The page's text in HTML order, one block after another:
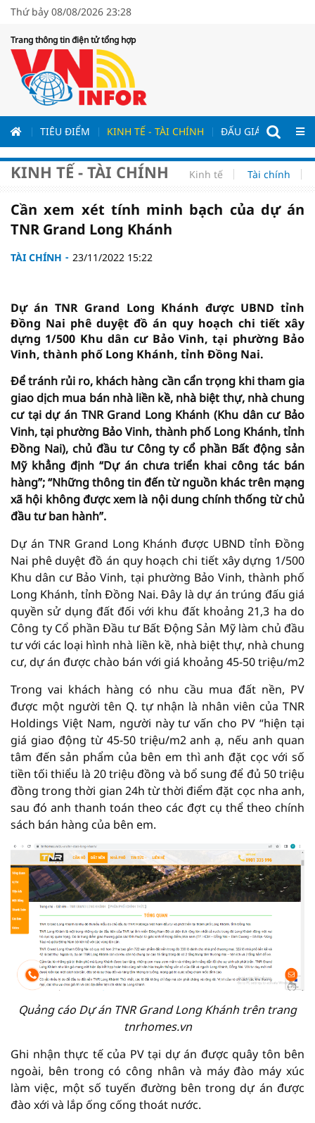
Thứ bảy 08/08/2026 23:28
Trang thông tin điện tử tổng hợp
TIÊU ĐIỂM KINH TẾ - TÀI CHÍNH ĐẤU GIÁ - ĐẤU
KINH TẾ - TÀI CHÍNH Kinh tế Tài chính
Cần xem xét tính minh bạch của dự án
TNR Grand Long Khánh
TÀI CHÍNH 23/11/2022 15:22
Dự án TNR Grand Long Khánh được UBND tỉnh
Đồng Nai phê duyệt đồ án quy hoạch chi tiết xây
dựng 1/500 Khu dân cư Bảo Vinh, tại phường Bảo
Vinh, thành phố Long Khánh, tỉnh Đồng Nai.
Để tránh rủi ro, khách hàng cần cẩn trọng khi tham gia
giao dịch mua bán nhà liền kề, nhà biệt thự, nhà chung
cư tại dự án TNR Grand Long Khánh (Khu dân cư Bảo
Vinh, tại phường Bảo Vinh, thành phố Long Khánh, tỉnh
Đồng Nai), chủ đầu tư Công ty cổ phần Bất động sản
Mỹ khẳng định “Dự án chưa triển khai công tác bán
hàng”; “Những thông tin đến từ nguồn khác trên mạng
xã hội không được xem là nội dung chính thống từ chủ
đầu tư ban hành”.
Dự án TNR Grand Long Khánh được UBND tỉnh Đồng
Nai phê duyệt đồ án quy hoạch chi tiết xây dựng 1/500
Khu dân cư Bảo Vinh, tại phường Bảo Vinh, thành phố
Long Khánh, tỉnh Đồng Nai. Đây là dự án trúng đấu giá
quyền sử dụng đất đối với khu đất khoảng 21,3 ha do
Công ty Cổ phần Đầu tư Bất Động Sản Mỹ làm chủ đầu
tư với các loại hình nhà liền kề, nhà biệt thự, nhà chung
cư, dự án được chào bán với giá khoảng 45-50 triệu/m2
Trong vai khách hàng có nhu cầu mua đất nền, PV
được một người tên Q. tự nhận là nhân viên của TNR
Holdings Việt Nam, người này tư vấn cho PV “hiện tại
giá giao động từ 45-50 triệu/m2 anh ạ, nếu anh quan
tâm đến sản phẩm của bên em thì anh đặt cọc với số
tiền tối thiểu là 20 triệu đồng và bổ sung để đủ 50 triệu
đồng trong thời gian 24h từ thời điểm đặt cọc nha anh,
sau đó anh thanh toán theo các đợt cụ thể theo chính
sách bán hàng của bên em.
Quảng cáo Dự án TNR Grand Long Khánh trên trang
tnrhomes.vn
Ghi nhận thực tế của PV tại dự án được quây tôn bên
ngoài, bên trong có công nhân và máy đào máy xúc
làm việc, một số tuyến đường bên trong dự án được
đào xới và lắp ống cống thoát nước.